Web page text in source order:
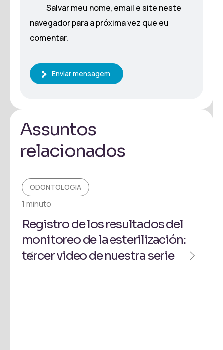
Salvar meu nome, email e site neste
navegador para a próxima vez que eu
comentar.
Enviar mensagem
Assuntos
relacionados
ODONTOLOGIA
1 minuto
Registro de los resultados del
monitoreo de la esterilización:
tercer video de nuestra serie